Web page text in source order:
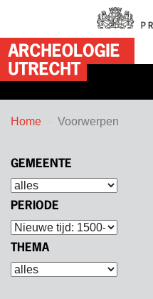
Home
Voorwerpen
GEMEENTE
PERIODE
THEMA